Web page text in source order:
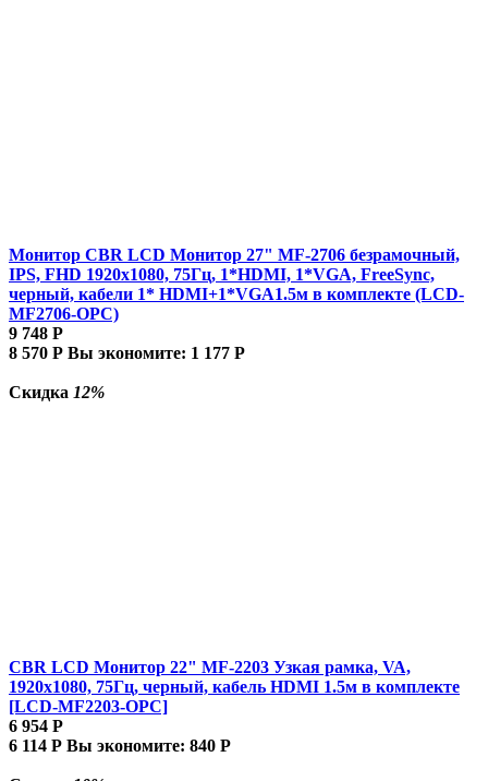
Монитор CBR LCD Монитор 27" MF-2706 безрамочный,
IPS, FHD 1920x1080, 75Гц, 1*HDMI, 1*VGA, FreeSync,
черный, кабели 1* HDMI+1*VGA1.5м в комплекте (LCD-
MF2706-OPC)
9 748 Р
8 570 Р Вы экономите: 1 177 Р
Скидка 12%
CBR LCD Монитор 22" MF-2203 Узкая рамка, VA,
1920x1080, 75Гц, черный, кабель HDMI 1.5м в комплекте
[LCD-MF2203-OPC]
6 954 Р
6 114 Р Вы экономите: 840 Р